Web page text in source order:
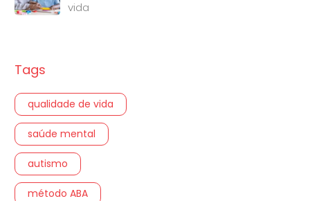
vida
Tags
qualidade de vida
saúde mental
autismo
método ABA